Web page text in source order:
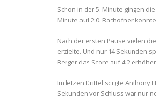
Schon in der 5. Minute gingen
Minute auf 2:0. Bachofner
Nach der ersten Pause vielen
erzielte. Und nur 14 Sekunden
Berger das Score auf 4:2
Im letzen Drittel sorgte Anthony
Sekunden vor Schluss war nur